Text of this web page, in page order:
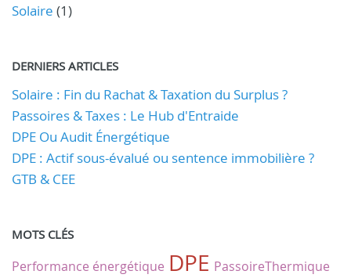
Solaire (1)
DERNIERS ARTICLES
Solaire : Fin du Rachat & Taxation du Surplus ?
Passoires & Taxes : Le Hub d'Entraide
DPE Ou Audit Énergétique
DPE : Actif sous-évalué ou sentence immobilière ?
GTB & CEE
MOTS CLÉS
Performance énergétique DPE PassoireThermique